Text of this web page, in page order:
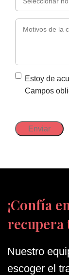
(Obligatorio)
horario
*
(Obligatorio)
*
Política
de
Estoy de
Campos
¡Confía
recupera
Nuestro
escoger el